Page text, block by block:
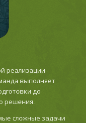
реализации
выполняет
до
решения.
сложные задачи